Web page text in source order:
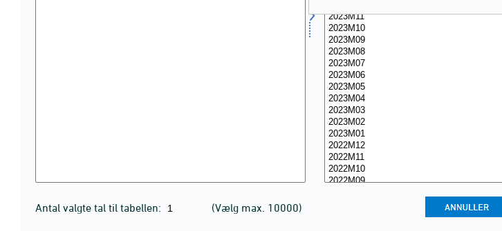
Antal valgte tal til tabellen: (Vælg max. 10000)